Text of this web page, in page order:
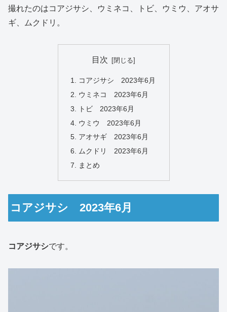
撮れたのはコアジサシ、ウミネコ、トビ、ウミウ、アオサ
ギ、ムクドリ。
目次
コアジサシ 2023年6月
ウミネコ 2023年6月
トビ 2023年6月
ウミウ 2023年6月
アオサギ 2023年6月
ムクドリ 2023年6月
まとめ
コアジサシ 2023年6月
コアジサシです。